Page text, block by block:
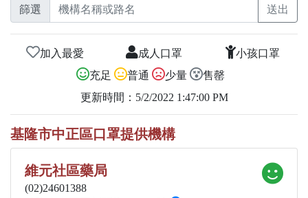
篩選
加入最愛 成人口罩
小孩口罩
充足
普通 少量
售罄
更新時間：5/2/2022 1:47:00 PM
基隆市中正區口罩提供機構
維元社區藥局
(02)24601388